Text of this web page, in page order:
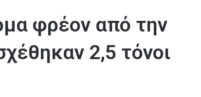
φρέον από την
2,5 τόνοι